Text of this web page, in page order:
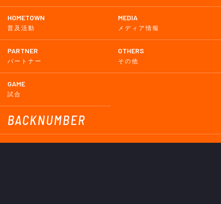
HOMETOWN
普及活動
MEDIA
メディア情報
PARTNER
パートナー
OTHERS
その他
GAME
試合
BACKNUMBER
2026
2025